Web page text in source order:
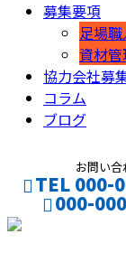
募集要項
足場職
資材
協力会社募
コラム
ブログ
お問い合
TEL 000-
000-